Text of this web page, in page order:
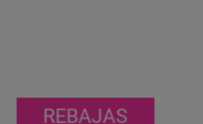
REBAJAS